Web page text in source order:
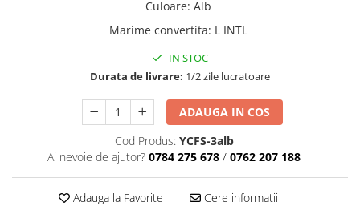
Seturi și Compleuri
Culoare: Alb
Marime convertita: L INTL
IN STOC
Durata de livrare: 1/2 zile lucratoare
ADAUGA IN COS
Cod Produs: YCFS-3alb
Ai nevoie de ajutor? 0784 275 678 / 0762 207 188
Adauga la Favorite Cere informatii